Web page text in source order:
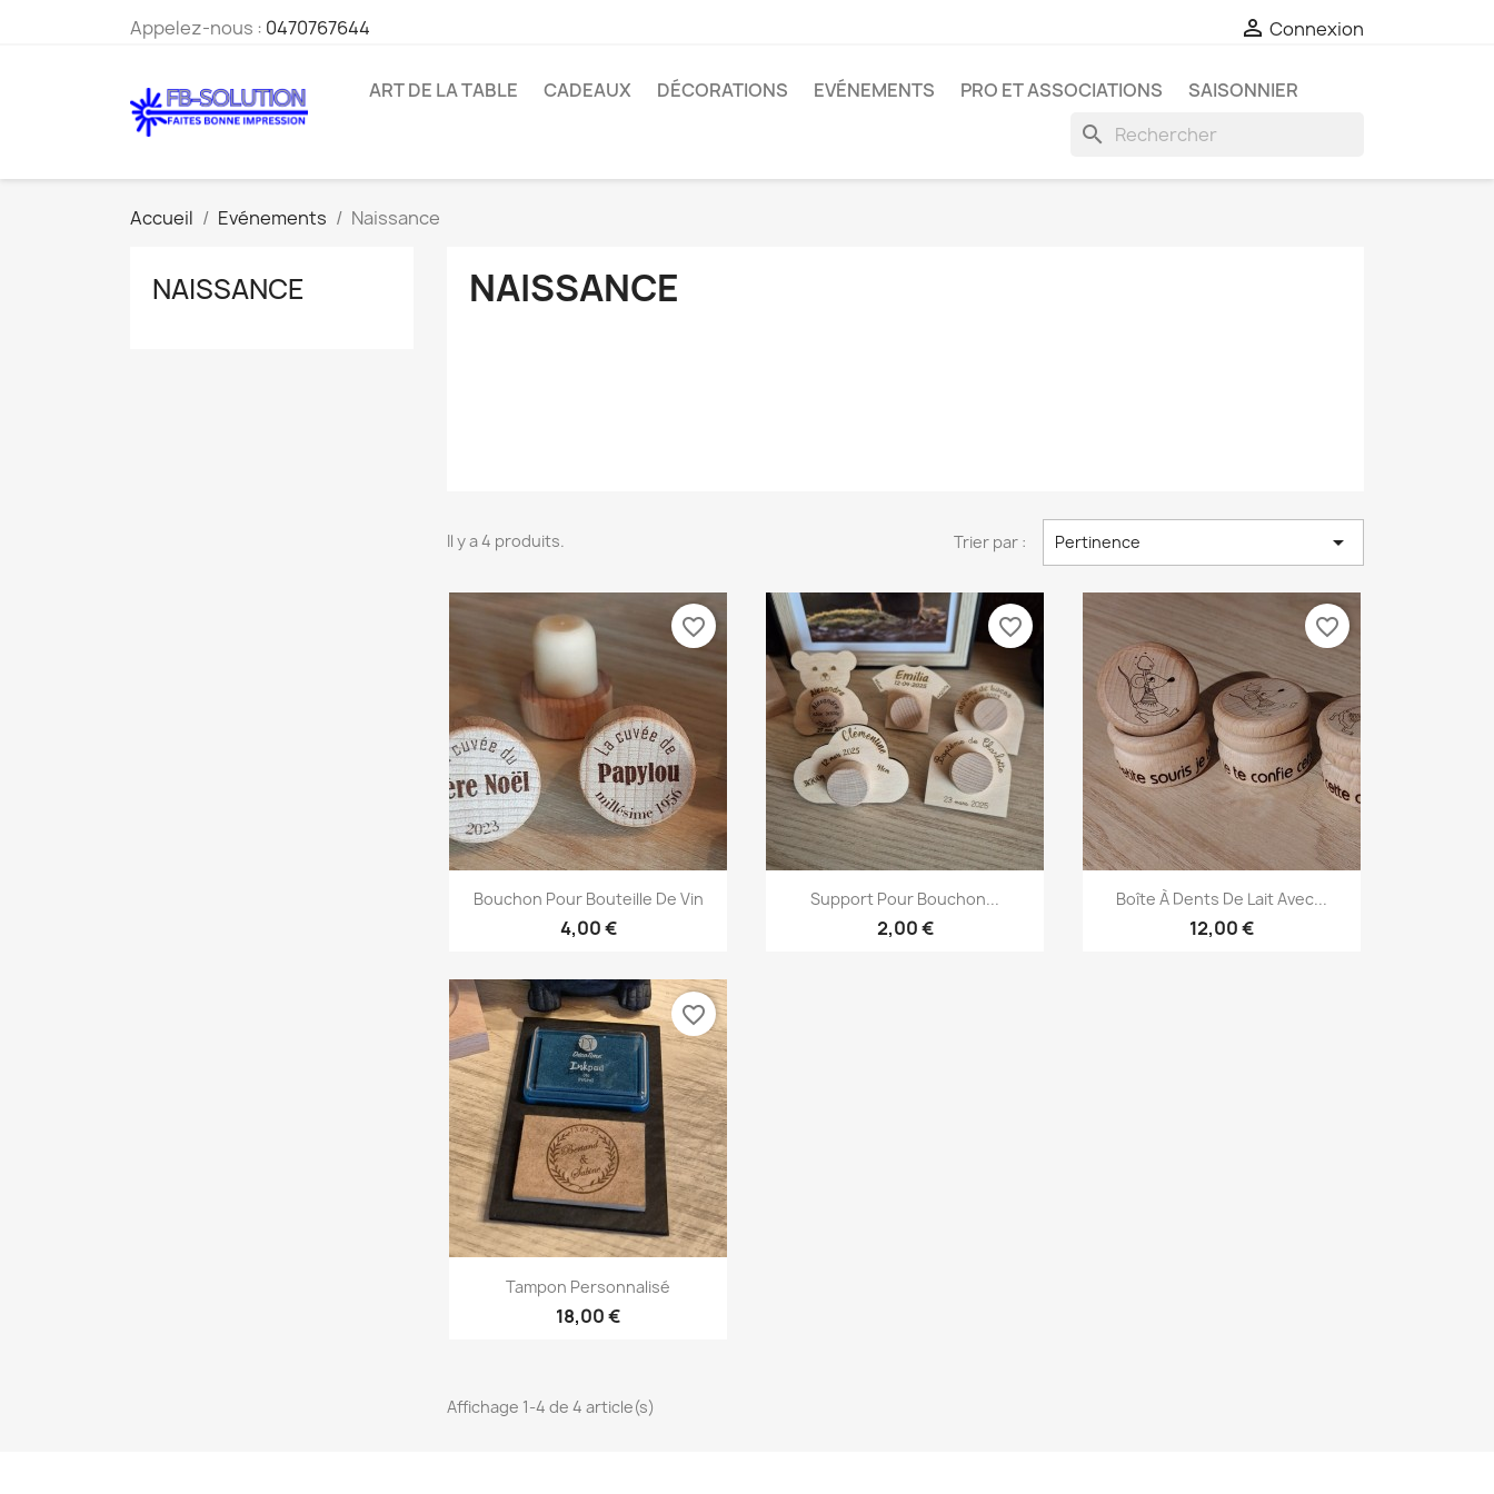
Appelez-nous : 0470767644  Connexion
ART DE LA TABLE CADEAUX DÉCORATIONS EVÉNEMENTS PRO ET ASSOCIATIONS SAISONNIER
search
Accueil Evénements Naissance
NAISSANCE NAISSANCE
Il y a 4 produits. Trier par : Pertinence 
Aperçu rapide
Bouchon Pour Bouteille De Vin
4,00 €
favorite_border
Aperçu rapide
Support Pour Bouchon...
2,00 €
favorite_border
 Aperçu rapide
Boîte À Dents De Lait Avec...
12,00 €
favorite_border
Aperçu rapide
Tampon Personnalisé
18,00 €
favorite_border
Affichage 1-4 de 4 article(s)